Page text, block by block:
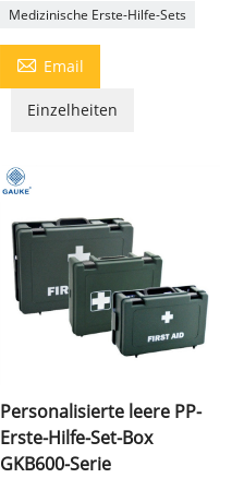
Medizinische Erste-Hilfe-Sets
 Email
Einzelheiten
Personalisierte leere PP-
Erste-Hilfe-Set-Box
GKB600-Serie